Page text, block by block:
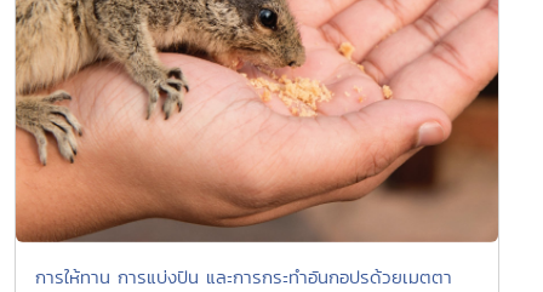
การให้ทาน การแบ่งปัน และการกระทำอันกอปรด้วยเมตตา